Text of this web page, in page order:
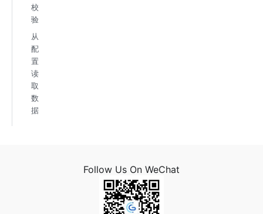
校
验
从
配
置
读
取
数
据
Follow Us On WeChat